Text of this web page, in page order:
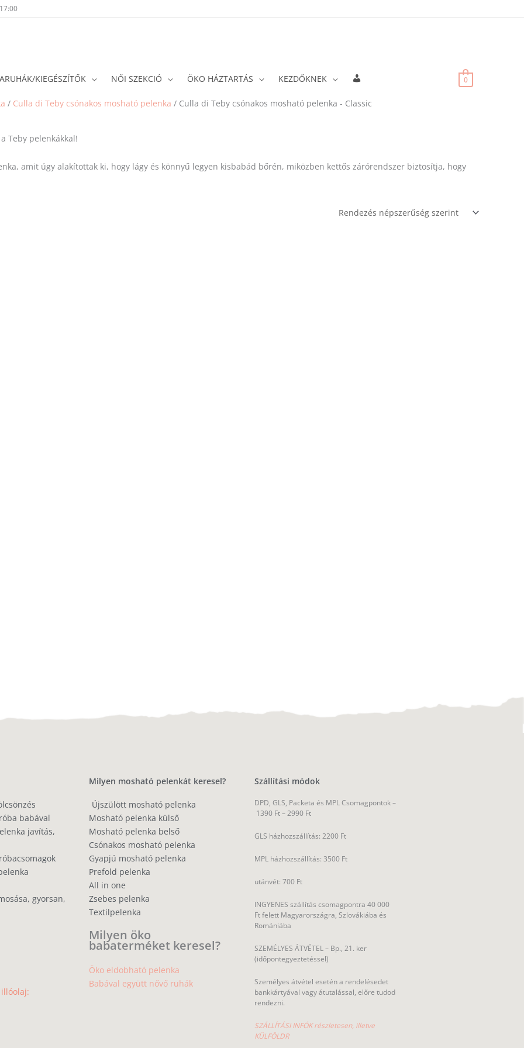
KIEGÉSZÍTŐK NŐI SZEKCIÓ ÖKO HÁZTARTÁS KEZDŐKNEK 0
/ Culla di Teby csónakos mosható pelenka / Culla di Teby csónakos mosható pelenka - Classic
Teby pelenkákkal!
amit úgy alakítottak ki, hogy lágy és könnyű legyen kisbabád bőrén, miközben kettős zárórendszer biztosítja, hogy
babával
javítás,
gyorsan,
illóolaj:
Milyen mosható pelenkát keresel?
Újszülött mosható pelenka
Mosható pelenka külső
Mosható pelenka belső
Csónakos mosható pelenka
Gyapjú mosható pelenka
Prefold pelenka
All in one
Zsebes pelenka
Textilpelenka
Milyen öko
babaterméket keresel?
Öko eldobható pelenka
Babával együtt nővő ruhák
Szállítási módok
DPD, GLS, Packeta és MPL Csomagpontok –
1390 Ft – 2990 Ft
GLS házhozszállítás: 2200 Ft
MPL házhozszállítás: 3500 Ft
utánvét: 700 Ft
INGYENES szállítás csomagpontra 40 000
Ft felett Magyarországra, Szlovákiába és
Romániába
SZEMÉLYES ÁTVÉTEL – Bp., 21. ker
(időpontegyeztetéssel)
Személyes átvétel esetén a rendelésedet
bankkártyával vagy átutalással, előre tudod
rendezni.
SZÁLLÍTÁSI INFÓK részletesen, illetve
KÜLFÖLDR